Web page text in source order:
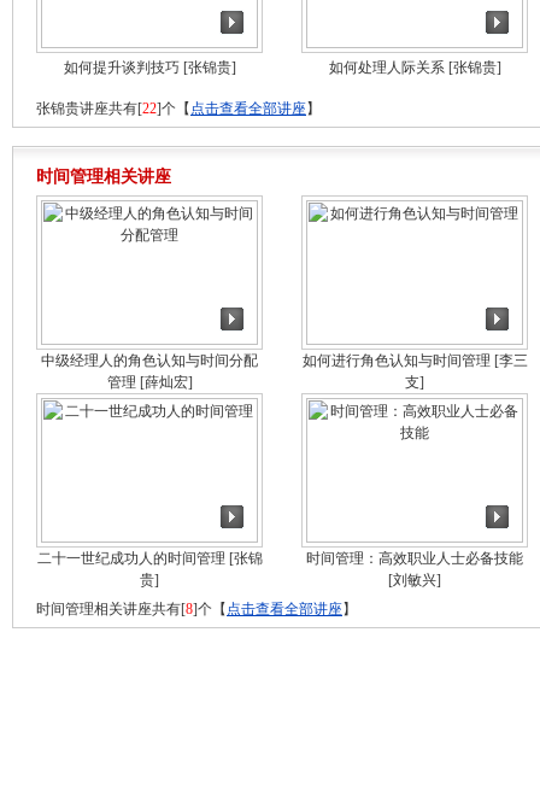
如何提升谈判技巧[张锦贵] 如何处理人际关系[张锦贵]
张锦贵讲座共有[22]个【 点击查看全部讲座】
时间管理相关讲座
中级经理人的角色认知与时间分配
管理 [薛灿宏]
如何进行角色认知与时间管理 [李三
支]
二十一世纪成功人的时间管理 [张锦
贵]
时间管理：高效职业人士必备技能
[刘敏兴]
时间管理相关讲座共有[8]个【 点击查看全部讲座】